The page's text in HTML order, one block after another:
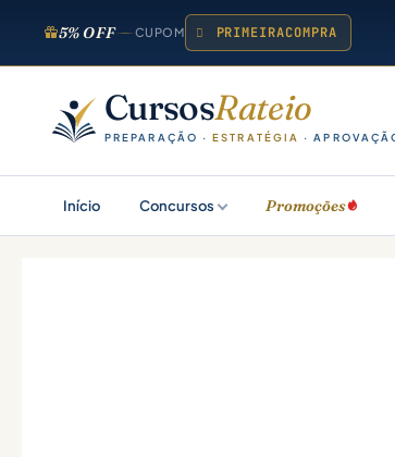
5% OFF CUPOM PRIMEIRACOMPRA
CursosRateio
PREPARAÇÃO ·ESTRATÉGIA ·
Início Concursos Promoções